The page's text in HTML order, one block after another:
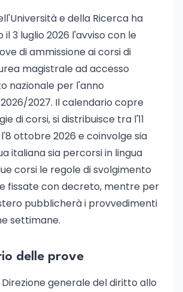
e della Ricerca ha
il 3 luglio 2026 l'avviso con le
di ammissione ai corsi di
magistrale ad accesso
nazionale per l'anno
2027. Il calendario copre
di corsi, si distribuisce tra l'11
ottobre 2026 e coinvolge sia
italiana sia percorsi in lingua
corsi le regole di svolgimento
fissate con decreto, mentre per
pubblicherà i provvedimenti
settimane.
delle prove
Direzione generale del diritto allo